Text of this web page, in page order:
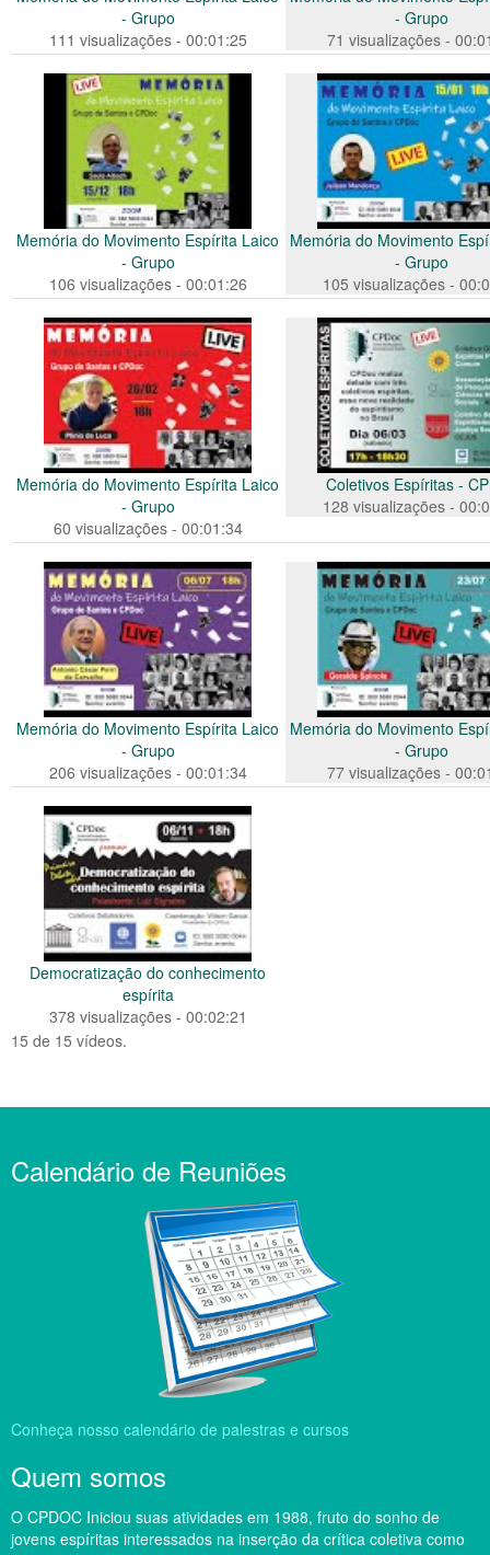
- Grupo
111 visualizações - 00:01:25
- Grupo
71 visualizações -
Memória do Movimento Espírita Laico
- Grupo
106 visualizações - 00:01:26
Memória do Movimento
- Grupo
105 visualizações -
Memória do Movimento Espírita Laico
- Grupo
60 visualizações - 00:01:34
Coletivos Espíritas -
128 visualizações -
Memória do Movimento Espírita Laico
- Grupo
206 visualizações - 00:01:34
Memória do Movimento
- Grupo
77 visualizações -
Democratização do conhecimento
espírita
378 visualizações - 00:02:21
15 de 15 vídeos.
Calendário de Reuniões
Conheça nosso calendário de palestras e cursos
Quem somos
O CPDOC Iniciou suas atividades em 1988, fruto do sonho de
jovens espíritas interessados na inserção da crítica coletiva como